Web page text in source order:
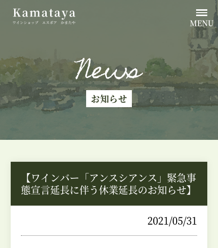
MENU
News
お知らせ
【ワインバー「アンスシアンス」緊急事
態宣言延長に伴う休業延長のお知らせ】
2021/05/31